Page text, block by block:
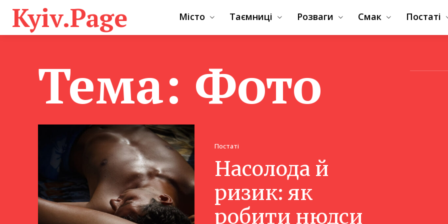
Kyiv.Page Місто Таємниці Розваги Смак Постаті
Тема: Фото
Постаті
Насолода й
ризик: як
робити нюдси